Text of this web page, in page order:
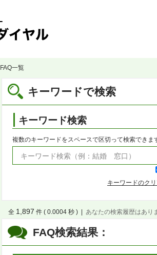
FAQ一覧
キーワードで検索
キーワード検索
複数のキーワードをスペースで区切って検索できま
キーワードのク
FAQ検索結果：
全 1,897 件 ( 0.0004 秒 ) あなたの検索履歴はあり